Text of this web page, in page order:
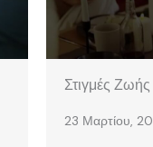
Στιγμές Ζωής
23 Μαρτίου,